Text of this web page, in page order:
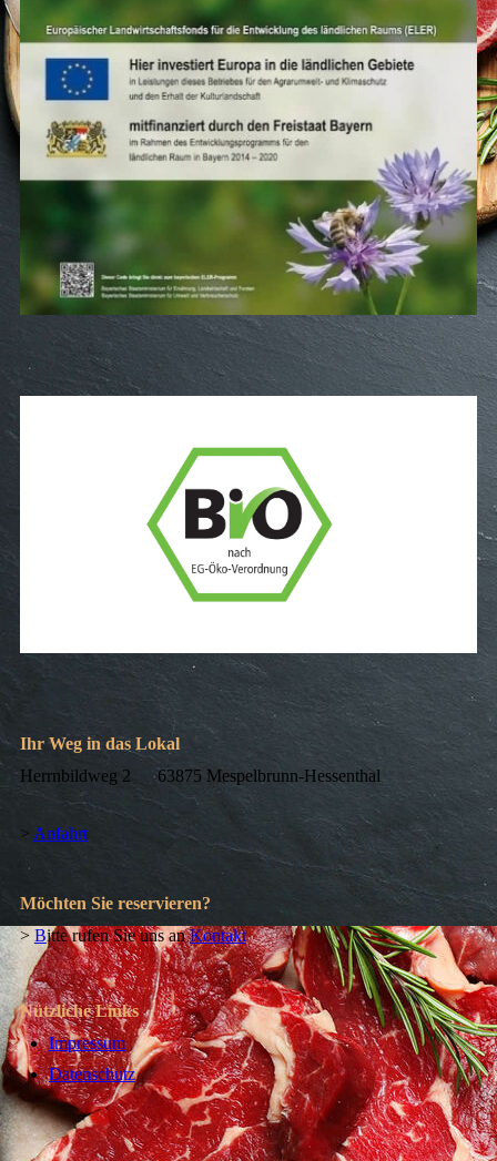
Ihr Weg in das Lokal
Herrnbildweg 2 63875 Mespelbrunn-Hessenthal
> Anfahrt
Möchten Sie reservieren?
> Bitte rufen Sie uns anKontakt
Nützliche Links
Impressum
Datenschutz